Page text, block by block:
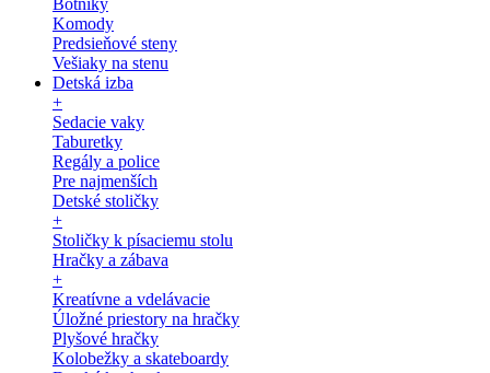
Botníky
Komody
Predsieňové steny
Vešiaky na stenu
Detská izba
+
Sedacie vaky
Taburetky
Regály a police
Pre najmenších
Detské stoličky
+
Stoličky k písaciemu stolu
Hračky a zábava
+
Kreatívne a vdelávacie
Úložné priestory na hračky
Plyšové hračky
Kolobežky a skateboardy